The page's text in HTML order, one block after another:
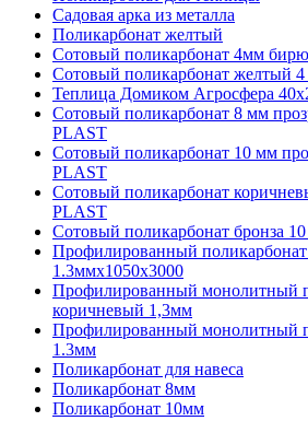
Садовая арка из металла
Поликарбонат желтый
Сотовый поликарбонат 4мм
Сотовый поликарбонат желтый
Теплица Домиком Агросфера
Сотовый поликарбонат 8 мм
PLAST
Сотовый поликарбонат 10 мм
PLAST
Сотовый поликарбонат
PLAST
Сотовый поликарбонат бронза
Профилированный
1.3ммх1050х3000
Профилированный монолитный
коричневый 1,3мм
Профилированный монолитный
1.3мм
Поликарбонат для навеса
Поликарбонат 8мм
Поликарбонат 10мм